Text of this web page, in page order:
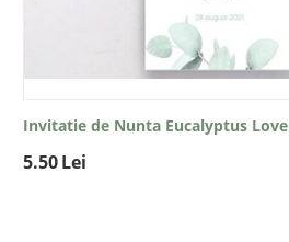
Invitatie de Nunta Eucalyptus Love
5.50Lei